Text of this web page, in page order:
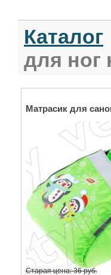
Каталог
для ног
Матрасик для
Старая цена: 36 руб.